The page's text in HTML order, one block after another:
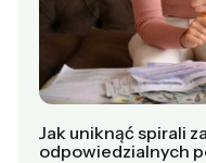
Jak uniknąć spirali
odpowiedzialnych